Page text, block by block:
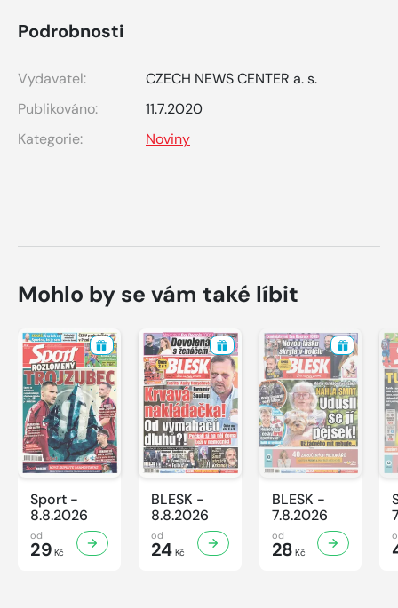
Podrobnosti
Vydavatel:
CZECH NEWS CENTER a. s.
Publikováno:
11.7.2020
Kategorie:
Noviny
Mohlo by se vám také líbit
Sport -
8.8.2026
od
29 Kč
BLESK -
8.8.2026
od
24Kč
BLESK -
7.8.2026
od
28 Kč